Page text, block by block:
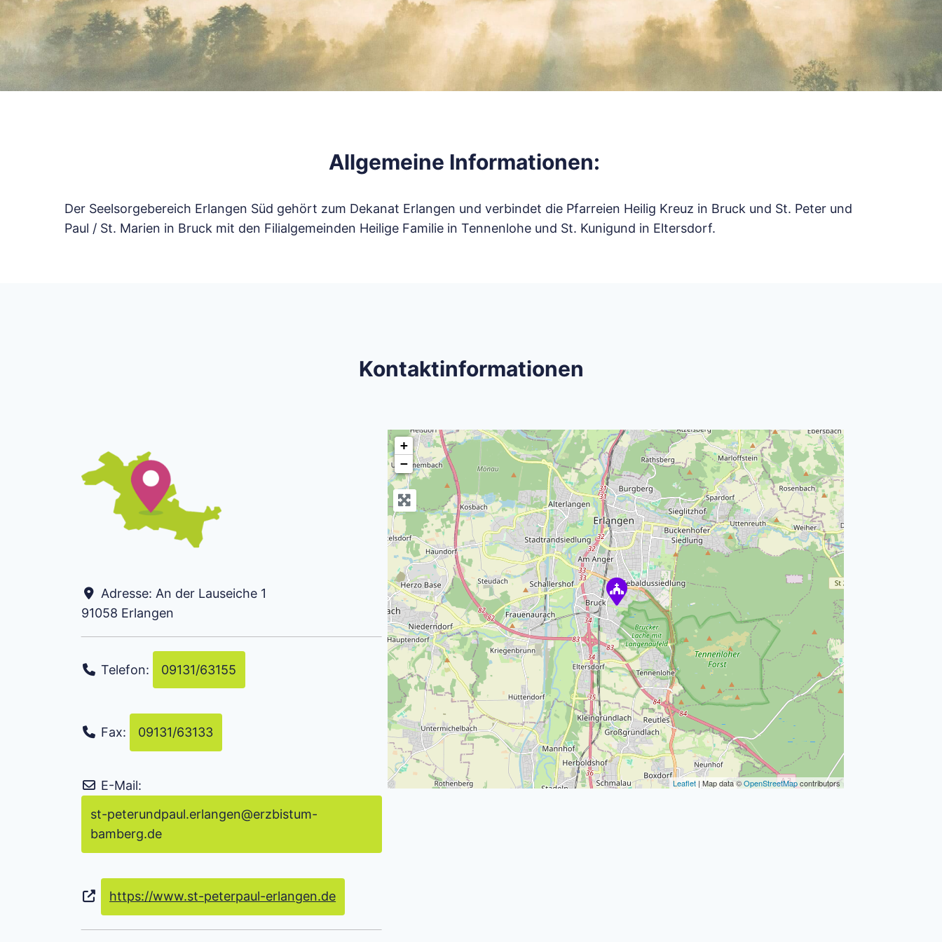
Allgemeine Informationen:
Der Seelsorgebereich Erlangen Süd gehört zum Dekanat Erlangen und verbindet die Pfarreien Heilig Kreuz in Bruck und St. Peter und
Paul / St. Marien in Bruck mit den Filialgemeinden Heilige Familie in Tennenlohe und St. Kunigund in Eltersdorf.
Kontaktinformationen
Adresse: An der Lauseiche 1
91058 Erlangen
Telefon: 09131/63155
Fax: 09131/63133
E-Mail:
st-peterundpaul.erlangen@erzbistum-
bamberg.de
https://www.st-peterpaul-erlangen.de
+
−
Leaflet| Map data ©OpenStreetMapcontributors